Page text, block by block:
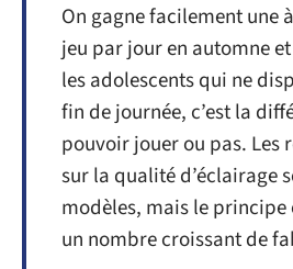
On gagne facilement une
jeu par jour en automne
les adolescents qui ne
fin de journée, c’est la
pouvoir jouer ou pas. Les
sur la qualité d’éclairage
modèles, mais le
un nombre croissant de